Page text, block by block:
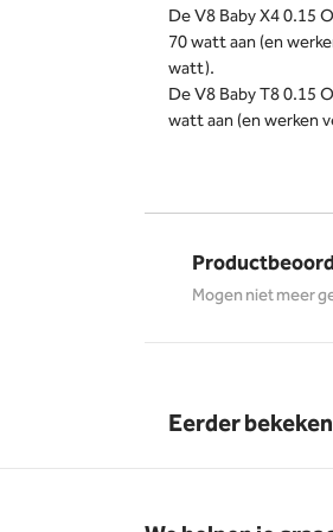
De V8 Baby X4 0.15
70 watt aan (en
watt).
De V8 Baby T8 0.15
watt aan (en werken
Mogen niet meer
Eerder